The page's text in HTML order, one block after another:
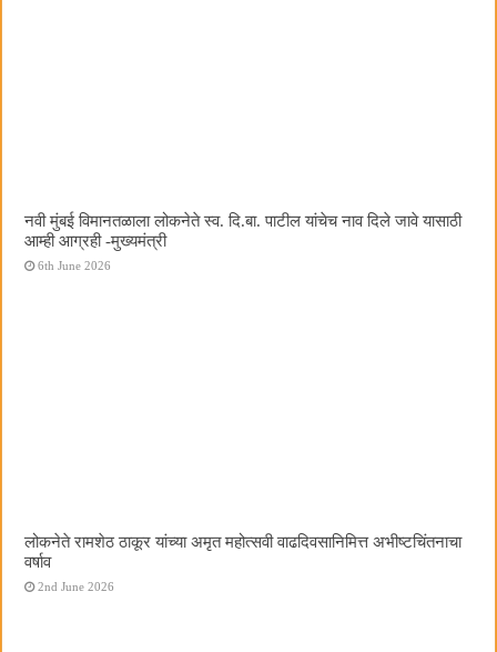
नवी मुंबई विमानतळाला लोकनेते स्व. दि.बा. पाटील यांचेच नाव दिले जावे यासाठी
आम्ही आग्रही -मुख्यमंत्री
6th June 2026
लोकनेते रामशेठ ठाकूर यांच्या अमृत महोत्सवी वाढदिवसानिमित्त अभीष्टचिंतनाचा
वर्षाव
2nd June 2026